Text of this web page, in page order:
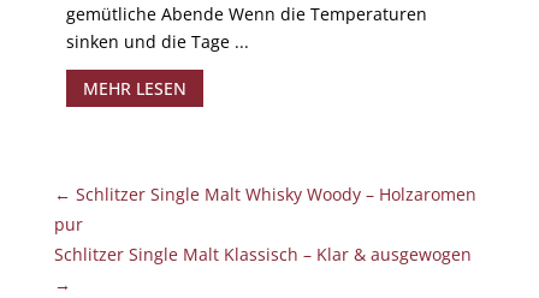
gemütliche Abende Wenn die Temperaturen
sinken und die Tage ...
MEHR LESEN
← Schlitzer Single Malt Whisky Woody – Holzaromen
pur
Schlitzer Single Malt Klassisch – Klar & ausgewogen
→